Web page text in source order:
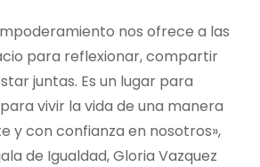
nos ofrece a las
para reflexionar, compartir
juntas. Es un lugar para
vivir la vida de una manera
y con confianza en nosotros»,
de Igualdad, Gloria Vazquez